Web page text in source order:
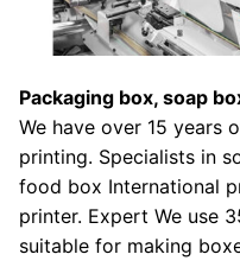
Packaging box, soap
We have over 15 years
printing. Specialists in
food box International
printer. Expert We use
suitable for making